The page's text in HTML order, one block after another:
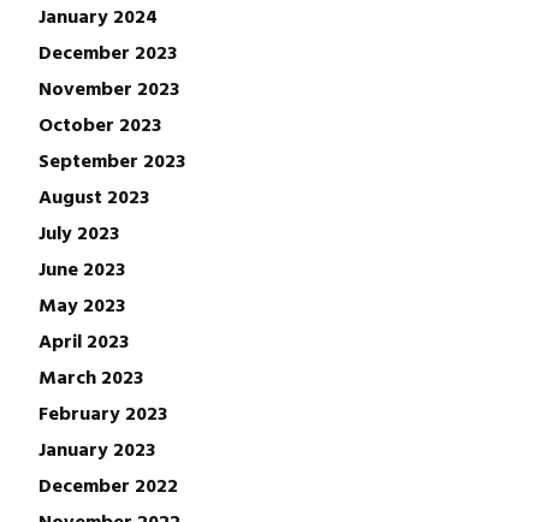
January 2024
December 2023
November 2023
October 2023
September 2023
August 2023
July 2023
June 2023
May 2023
April 2023
March 2023
February 2023
January 2023
December 2022